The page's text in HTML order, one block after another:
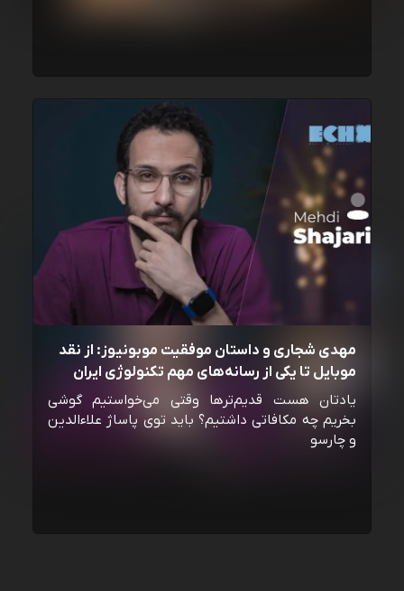
مهدی شجاری و داستان موفقیت موبونیوز: از نقد
موبایل تا یکی از رسانه‌‌های مهم تکنولوژی ایران
یادتان هست قدیم‌ترها وقتی می‌خواستیم گوشی
بخریم چه مکافاتی داشتیم؟ باید توی پاساژ علاءالدین
و چارسو